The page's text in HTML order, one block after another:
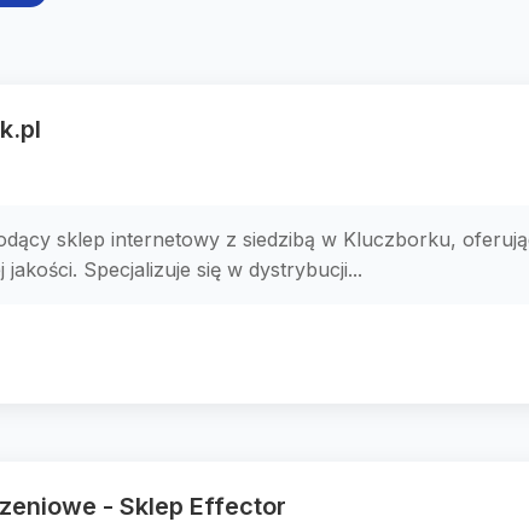
sklep internetowy z siedzibą w Kluczborku,
Specjalizuje się w dystrybucji...
- Sklep Effector